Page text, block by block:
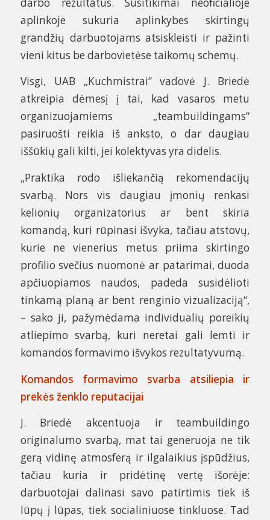
aplinkoje sukuria aplinkybes skirtingų
grandžių darbuotojams atsiskleisti ir pažinti
vieni kitus be darbovietėse taikomų schemų.
Visgi, UAB „Kuchmistrai“ vadovė J. Briedė
atkreipia dėmesį į tai, kad vasaros metu
organizuojamiems „teambuildingams“
pasiruošti reikia iš anksto, o dar daugiau
iššūkių gali kilti, jei kolektyvas yra didelis.
„Praktika rodo išliekančią rekomendacijų
svarbą. Nors vis daugiau įmonių renkasi
kelionių organizatorius ar bent skiria
komandą, kuri rūpinasi išvyka, tačiau atstovų,
kurie ne vienerius metus priima skirtingo
profilio svečius nuomonė ar patarimai, duoda
apčiuopiamos naudos, padeda susidėlioti
tinkamą planą ar bent renginio vizualizaciją“,
– sako ji, pažymėdama individualių poreikių
atliepimo svarbą, kuri neretai gali lemti ir
komandos formavimo išvykos rezultatyvumą.
Komandos formavimo svarba atsiliepia ir
prekės ženklo reputacijai
J. Briedė akcentuoja ir teambuildingo
originalumo svarbą, mat tai generuoja ne tik
gerą vidinę atmosferą ir ilgalaikius įspūdžius,
tačiau kuria ir pridėtinę vertę išorėje:
darbuotojai dalinasi savo patirtimis tiek iš
lūpų į lūpas, tiek socialiniuose tinkluose. Tad